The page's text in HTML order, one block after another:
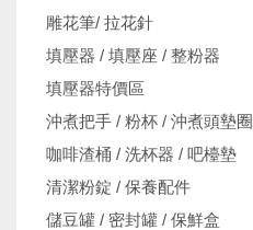
雕花筆/ 拉花針
填壓器 / 填壓座 / 整粉器
填壓器特價區
沖煮把手 / 粉杯 / 沖煮頭墊圈
咖啡渣桶 / 洗杯器 / 吧檯墊
清潔粉錠 / 保養配件
儲豆罐 / 密封罐 / 保鮮盒